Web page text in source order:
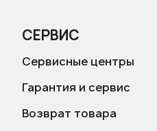
СЕРВИС
Сервисные центры
Гарантия и сервис
Возврат товара